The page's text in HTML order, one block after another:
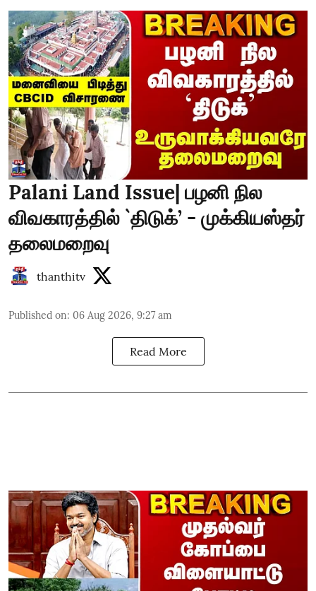
Palani Land Issue| பழனி நில
விவகாரத்தில் `திடுக்’ - முக்கியஸ்தர்
தலைமறைவு
thanthitv
Published on: 06 Aug 2026, 9:27 am
Read More